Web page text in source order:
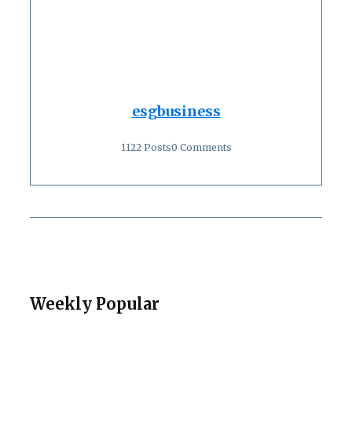
esgbusiness
1122 Posts0 Comments
Weekly Popular